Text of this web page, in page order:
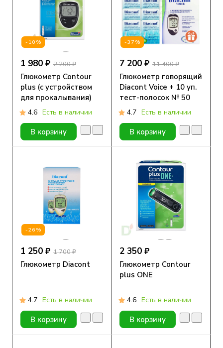
-10%
1 980 ₽ 2 200 ₽
Глюкометр Contour
plus (с устройством
для прокалывания)
4.6 Есть в наличии
В корзину
-37%
7 200 ₽ 11 400 ₽
Глюкометр говорящий
Diacont Voice + 10 уп.
тест-полосок № 50
4.7 Есть в наличии
В корзину
-26%
1 250 ₽ 1 700 ₽
Глюкометр Diacont
4.7 Есть в наличии
В корзину
2 350 ₽
Глюкометр Contour
plus ONE
4.6 Есть в наличии
В корзину